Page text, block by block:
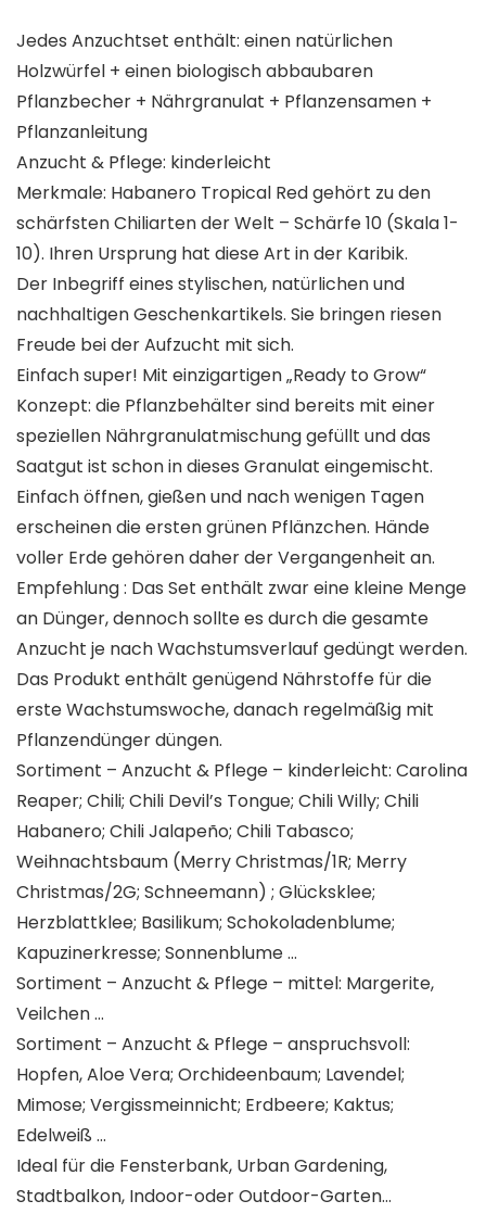
Jedes Anzuchtset enthält: einen natürlichen
Holzwürfel + einen biologisch abbaubaren
Pflanzbecher + Nährgranulat + Pflanzensamen +
Pflanzanleitung
Anzucht & Pflege: kinderleicht
Merkmale: Habanero Tropical Red gehört zu den
schärfsten Chiliarten der Welt – Schärfe 10 (Skala 1-
10). Ihren Ursprung hat diese Art in der Karibik.
Der Inbegriff eines stylischen, natürlichen und
nachhaltigen Geschenkartikels. Sie bringen riesen
Freude bei der Aufzucht mit sich.
Einfach super! Mit einzigartigen „Ready to Grow“
Konzept: die Pflanzbehälter sind bereits mit einer
speziellen Nährgranulatmischung gefüllt und das
Saatgut ist schon in dieses Granulat eingemischt.
Einfach öffnen, gießen und nach wenigen Tagen
erscheinen die ersten grünen Pflänzchen. Hände
voller Erde gehören daher der Vergangenheit an.
Empfehlung : Das Set enthält zwar eine kleine Menge
an Dünger, dennoch sollte es durch die gesamte
Anzucht je nach Wachstumsverlauf gedüngt werden.
Das Produkt enthält genügend Nährstoffe für die
erste Wachstumswoche, danach regelmäßig mit
Pflanzendünger düngen.
Sortiment – Anzucht & Pflege – kinderleicht: Carolina
Reaper; Chili; Chili Devil’s Tongue; Chili Willy; Chili
Habanero; Chili Jalapeño; Chili Tabasco;
Weihnachtsbaum (Merry Christmas/1R; Merry
Christmas/2G; Schneemann) ; Glücksklee;
Herzblattklee; Basilikum; Schokoladenblume;
Kapuzinerkresse; Sonnenblume …
Sortiment – Anzucht & Pflege – mittel: Margerite,
Veilchen …
Sortiment – Anzucht & Pflege – anspruchsvoll:
Hopfen, Aloe Vera; Orchideenbaum; Lavendel;
Mimose; Vergissmeinnicht; Erdbeere; Kaktus;
Edelweiß …
Ideal für die Fensterbank, Urban Gardening,
Stadtbalkon, Indoor-oder Outdoor-Garten…